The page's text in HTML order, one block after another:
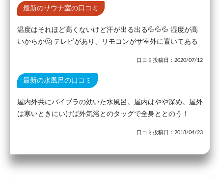
最新のサウナ室の口コミ
温度はそれほど高くないけど汗が出る出る💦💦💦 湿度が高
いからか🤔 テレビがあり、リモコンがサ室外に置いてある
口コミ投稿日：2020/07/12
最新の水風呂の口コミ
屋内外共にバイブラの効いた水風呂。屋内はやや深め。屋外
は寒いときにいけば外気浴とのタッグで全身ととのう！
口コミ投稿日：2018/04/23